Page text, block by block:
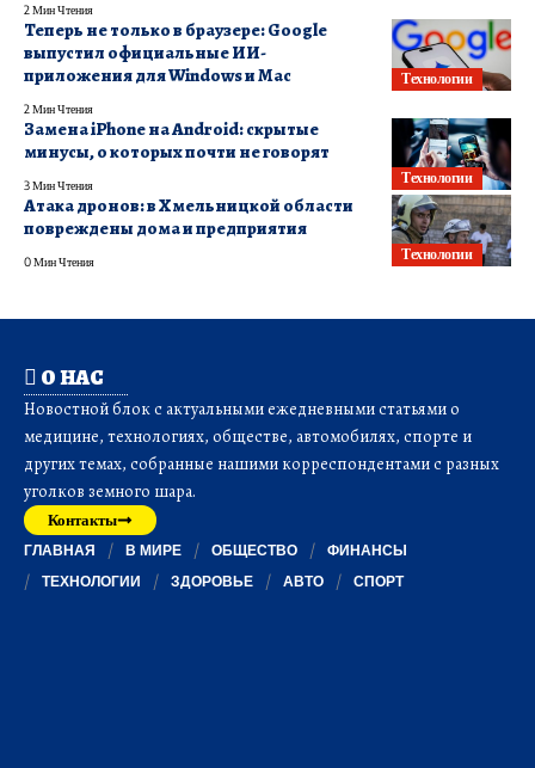
2 Мин Чтения
Технологии
Теперь не только в браузере: Google
выпустил официальные ИИ-
приложения для Windows и Mac
2 Мин Чтения
Технологии
Замена iPhone на Android: скрытые
минусы, о которых почти не говорят
3 Мин Чтения
Технологии
Атака дронов: в Хмельницкой области
повреждены дома и предприятия
0 Мин Чтения
О НАС
Новостной блок с актуальными ежедневными статьями о
медицине, технологиях, обществе, автомобилях, спорте и
других темах, собранные нашими корреспондентами с разных
уголков земного шара.
Контакты
ГЛАВНАЯ В МИРЕ ОБЩЕСТВО
ФИНАНСЫ
ТЕХНОЛОГИИ
ЗДОРОВЬЕ АВТО СПОРТ